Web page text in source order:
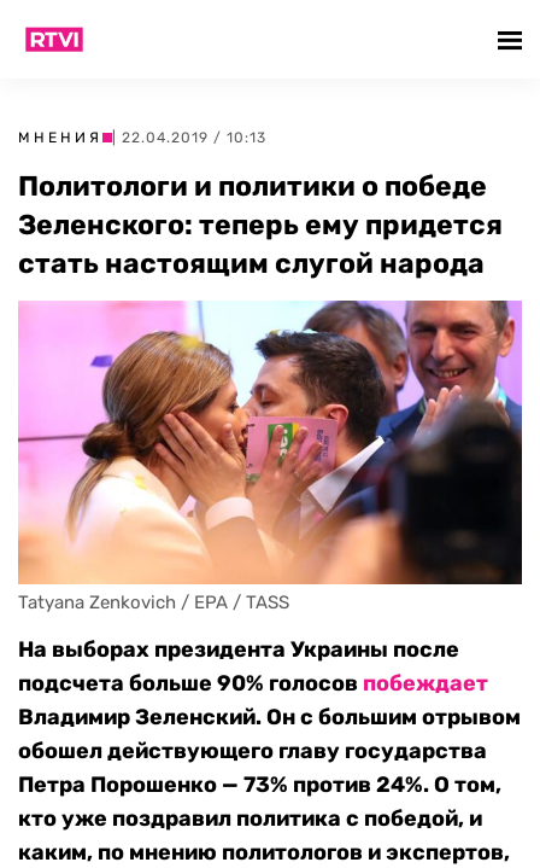
МНЕНИЯ | 22.04.2019 / 10:13
Политологи и политики о победе
Зеленского: теперь ему придется
стать настоящим слугой народа
Tatyana Zenkovich / EPA / TASS
На выборах президента Украины после
подсчета больше 90% голосов побеждает
Владимир Зеленский. Он с большим отрывом
обошел действующего главу государства
Петра Порошенко — 73% против 24%. О том,
кто уже поздравил политика с победой, и
каким, по мнению политологов и экспертов,